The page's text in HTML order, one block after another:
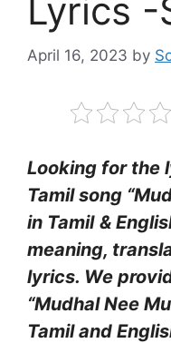
Lyrics -
April 16, 2023 by
Looking for the
Tamil song
in Tamil &
meaning,
lyrics. We
“Mudhal Nee
Tamil and